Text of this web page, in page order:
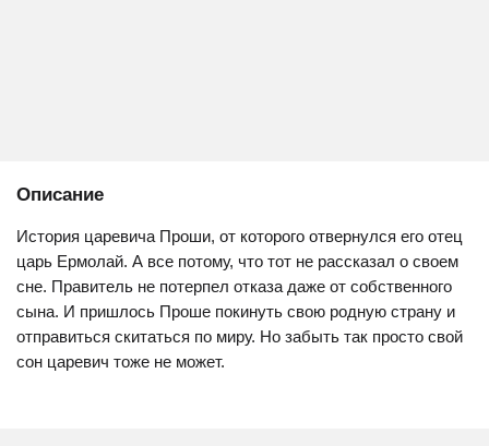
Описание
История царевича Проши, от которого отвернулся его отец
царь Ермолай. А все потому, что тот не рассказал о своем
сне. Правитель не потерпел отказа даже от собственного
сына. И пришлось Проше покинуть свою родную страну и
отправиться скитаться по миру. Но забыть так просто свой
сон царевич тоже не может.